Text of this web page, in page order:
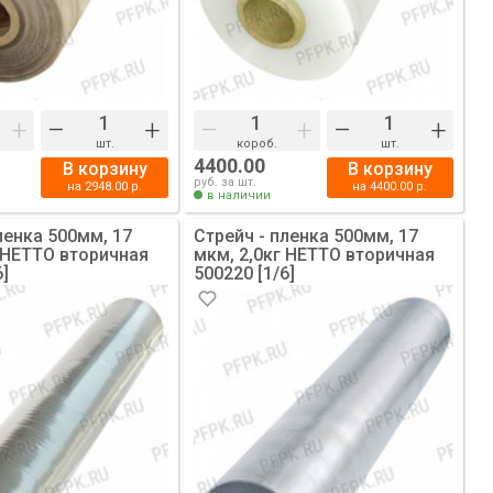
+ – шт. +
В корзину
на 2948.00 р.
– короб. + – шт. +
4400.00
руб. за шт.
в наличии
В корзину
на4400.00 р.
500мм, 17
вторичная
Стрейч - пленка 500мм, 17
мкм, 2,0кг НЕТТО вторичная
500220 [1/6]